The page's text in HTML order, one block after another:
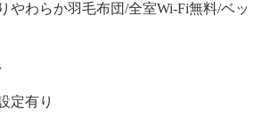
やわらか羽毛布団/全室Wi-Fi無料/ベッ
定有り